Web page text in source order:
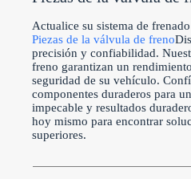
Actualice su sistema de
Piezas de la válvula de freno
precisión y confiabilidad.
freno garantizan un
seguridad de su vehículo.
componentes duraderos para
impecable y resultados
hoy mismo para encontrar
superiores.